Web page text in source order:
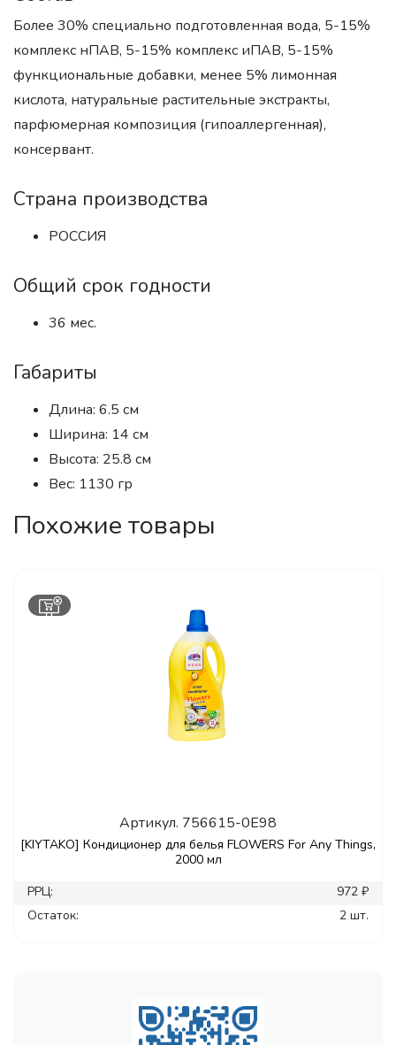
Более 30% специально подготовленная вода, 5-15%
комплекс нПАВ, 5-15% комплекс иПАВ, 5-15%
функциональные добавки, менее 5% лимонная
кислота, натуральные растительные экстракты,
парфюмерная композиция (гипоаллергенная),
консервант.
Страна производства
РОССИЯ
Общий срок годности
36 мес.
Габариты
Длина: 6.5 см
Ширина: 14 см
Высота: 25.8 см
Вес: 1130 гр
Похожие товары
Артикул. 756615-0E98
[KIYTAKO] Кондиционер для белья FLOWERS For Any Things,
2000 мл
РРЦ:
972 ₽
Остаток:
2 шт.